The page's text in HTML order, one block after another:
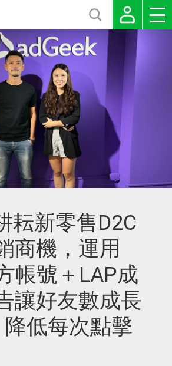
耘新零售D2C
商機，運用
帳號＋LAP成
讓好友數成長
低每次點擊